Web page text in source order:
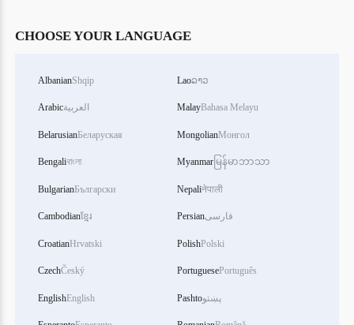
CHOOSE YOUR LANGUAGE
AlbanianShqip
Arabicالعربية
BelarusianБеларуская
Bengaliবাংলা
BulgarianБългарски
Cambodianខ្មែរ
CroatianHrvatski
CzechČeský
EnglishEnglish
Laoລາວ
MalayBahasa Melayu
MongolianМонгол
Myanmar မြန်မာဘာသာ
Nepaliनेपाली
Persianفارسی
PolishPolski
PortuguesePortuguês
Pashtoپښتو